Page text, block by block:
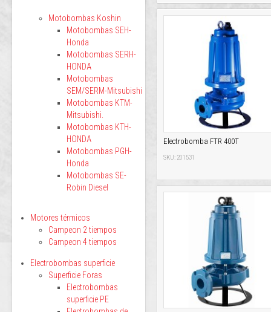
Electrobomba FTR 400T
SKU: 201531
Motobombas Koshin
Motobombas SEH-
Honda
Motobombas SERH-
HONDA
Motobombas
SEM/SERM-Mitsubishi
Motobombas KTM-
Mitsubishi.
Motobombas KTH-
HONDA
Motobombas PGH-
Honda
Motobombas SE-
Robin Diesel
Motores térmicos
Campeon 2 tiempos
Campeon 4 tiempos
Electrobombas superficie
Superficie Foras
Electrobombas
superficie PE